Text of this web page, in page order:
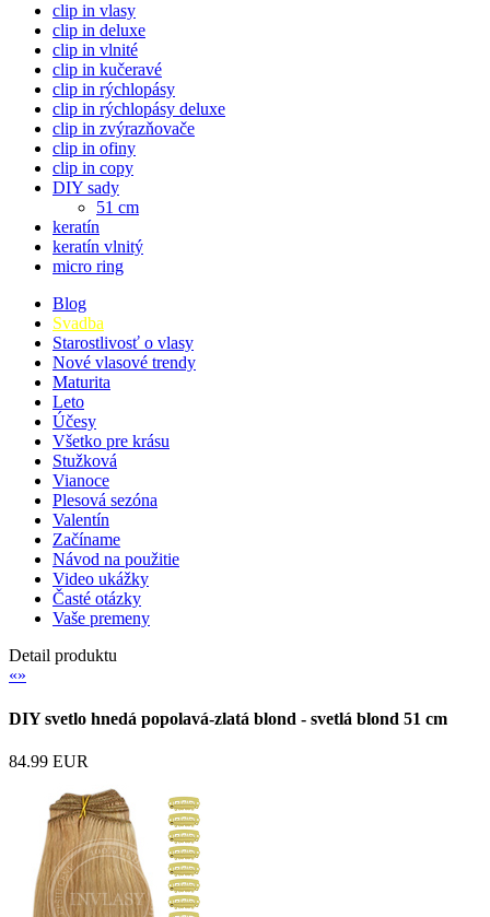
clip in vlasy
clip in deluxe
clip in vlnité
clip in kučeravé
clip in rýchlopásy
clip in rýchlopásy deluxe
clip in zvýrazňovače
clip in ofiny
clip in copy
DIY sady
51 cm
keratín
keratín vlnitý
micro ring
Blog
Svadba
Starostlivosť o vlasy
Nové vlasové trendy
Maturita
Leto
Účesy
Všetko pre krásu
Stužková
Vianoce
Plesová sezóna
Valentín
Začíname
Návod na použitie
Video ukážky
Časté otázky
Vaše premeny
Detail produktu
«»
DIY svetlo hnedá popolavá-zlatá blond - svetlá blond 51 cm
84.99 EUR